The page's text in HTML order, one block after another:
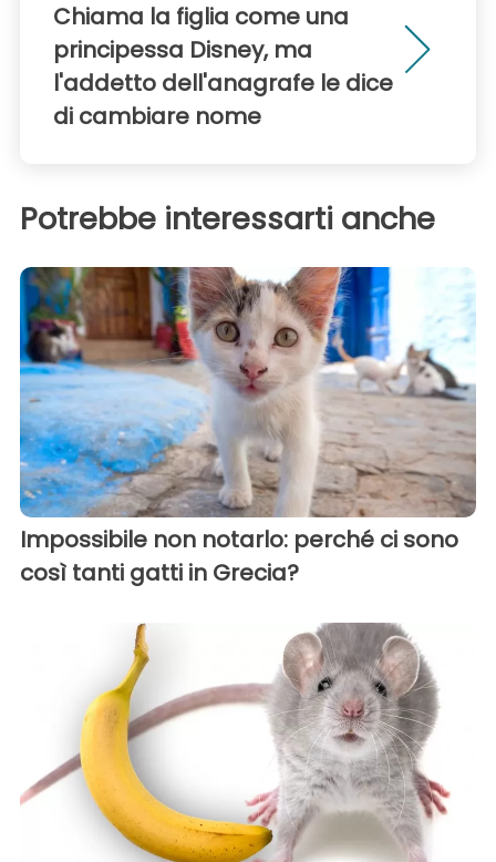
Chiama la figlia come una
principessa Disney, ma
l'addetto dell'anagrafe le dice
di cambiare nome
Potrebbe interessarti anche
Impossibile non notarlo: perché ci sono
così tanti gatti in Grecia?